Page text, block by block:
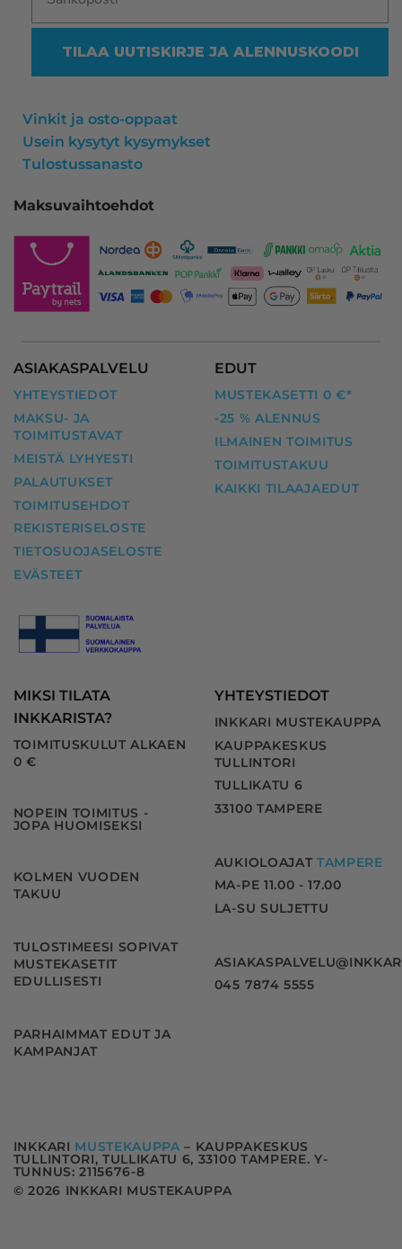
TILAA UUTISKIRJE JA ALENNUSKOODI
Vinkit ja osto-oppaat
Usein kysytyt kysymykset
Tulostussanasto
Maksuvaihtoehdot
ASIAKASPALVELU
YHTEYSTIEDOT
MAKSU- JA
TOIMITUSTAVAT
MEISTÄ LYHYESTI
PALAUTUKSET
TOIMITUSEHDOT
REKISTERISELOSTE
TIETOSUOJASELOSTE
EVÄSTEET
EDUT
MUSTEKASETTI 0 €*
-25 % ALENNUS
ILMAINEN TOIMITUS
TOIMITUSTAKUU
KAIKKI TILAAJAEDUT
MIKSI TILATA
INKKARISTA?
TOIMITUSKULUT ALKAEN
0 €
NOPEIN TOIMITUS -
JOPA HUOMISEKSI
KOLMEN VUODEN
TAKUU
TULOSTIMEESI SOPIVAT
MUSTEKASETIT
EDULLISESTI
PARHAIMMAT EDUT JA
KAMPANJAT
YHTEYSTIEDOT
INKKARI MUSTEKAUPPA
KAUPPAKESKUS
TULLINTORI
TULLIKATU 6
33100 TAMPERE
AUKIOLOAJAT TAMPERE
MA-PE 11.00 - 17.00
LA-SU SULJETTU
045 7874 5555
INKKARI MUSTEKAUPPA – KAUPPAKESKUS
TULLINTORI, TULLIKATU 6, 33100 TAMPERE. Y-
TUNNUS: 2115676-8
© 2026 INKKARI MUSTEKAUPPA